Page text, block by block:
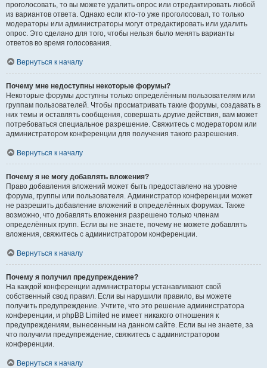
проголосовать, то вы можете удалить опрос или отредактировать любой
из вариантов ответа. Однако если кто-то уже проголосовал, то только
модераторы или администраторы могут отредактировать или удалить
опрос. Это сделано для того, чтобы нельзя было менять варианты
ответов во время голосования.
Вернуться к началу
Почему мне недоступны некоторые форумы?
Некоторые форумы доступны только определённым пользователям или
группам пользователей. Чтобы просматривать такие форумы, создавать в
них темы и оставлять сообщения, совершать другие действия, вам может
потребоваться специальное разрешение. Свяжитесь с модератором или
администратором конференции для получения такого разрешения.
Вернуться к началу
Почему я не могу добавлять вложения?
Право добавления вложений может быть предоставлено на уровне
форума, группы или пользователя. Администратор конференции может
не разрешить добавление вложений в определённых форумах. Также
возможно, что добавлять вложения разрешено только членам
определённых групп. Если вы не знаете, почему не можете добавлять
вложения, свяжитесь с администратором конференции.
Вернуться к началу
Почему я получил предупреждение?
На каждой конференции администраторы устанавливают свой
собственный свод правил. Если вы нарушили правило, вы можете
получить предупреждение. Учтите, что это решение администратора
конференции, и phpBB Limited не имеет никакого отношения к
предупреждениям, вынесенным на данном сайте. Если вы не знаете, за
что получили предупреждение, свяжитесь с администратором
конференции.
Вернуться к началу